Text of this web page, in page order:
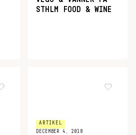
STHLM FOOD & WINE
ARTIKEL
DECEMBER 4, 2018